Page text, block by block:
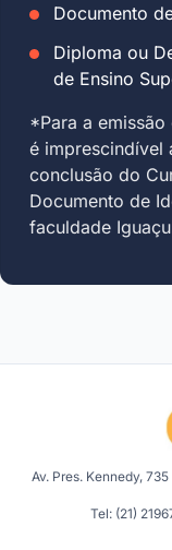
Documento
Diploma ou
de Ensino
*Para a
é imprescindível
conclusão do
Documento de
faculdade
Av. Pres. Kennedy,
Tel: (21)